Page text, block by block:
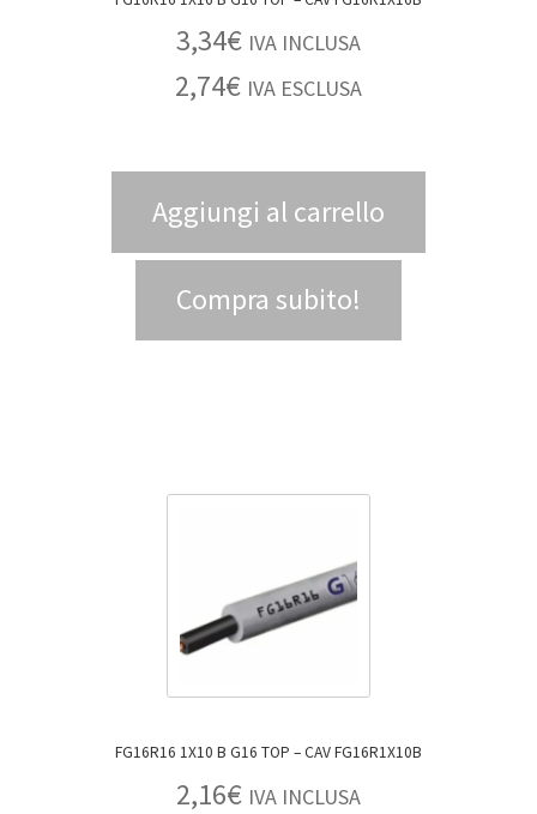
3,34€ IVA INCLUSA
2,74€ IVA ESCLUSA
Aggiungi al carrello
Compra subito!
FG16R16 1X10 B G16 TOP – CAV FG16R1X10B
2,16€ IVA INCLUSA